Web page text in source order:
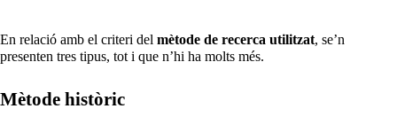
En relació amb el criteri del mètode de recerca utilitzat, se’n
presenten tres tipus, tot i que n’hi ha molts més.
Mètode històric